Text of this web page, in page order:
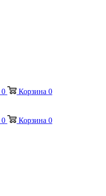
0 Корзина 0
0 Корзина 0